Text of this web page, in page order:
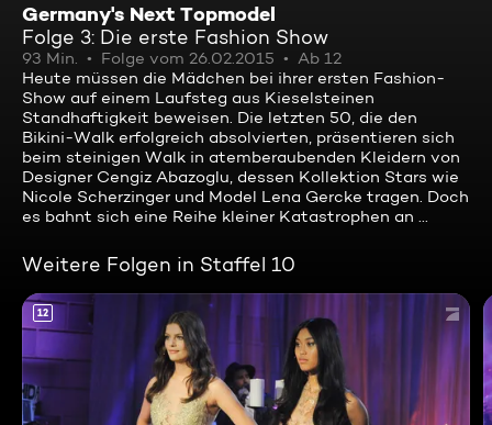
Germany's Next Topmodel
Folge 3: Die erste Fashion Show
93 Min. Folge vom 26.02.2015
Ab 12
Heute müssen die Mädchen bei ihrer ersten Fashion-
Show auf einem Laufsteg aus Kieselsteinen
Standhaftigkeit beweisen. Die letzten 50, die den
Bikini-Walk erfolgreich absolvierten, präsentieren sich
beim steinigen Walk in atemberaubenden Kleidern von
Designer Cengiz Abazoglu, dessen Kollektion Stars wie
Nicole Scherzinger und Model Lena Gercke tragen. Doch
es bahnt sich eine Reihe kleiner Katastrophen an ...
Weitere Folgen in Staffel 10
12